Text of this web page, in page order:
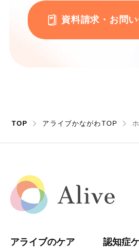
資料請求・お問
TOP アライブかながわTOP
アライブのケア 認知症